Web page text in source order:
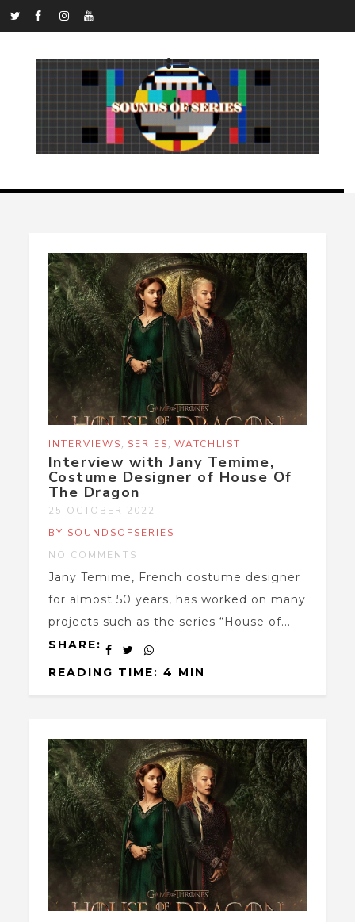
INTERVIEWS SERIES WATCHLIST
Interview with Jany Temime,
Costume Designer of House Of
The Dragon
25 OCTOBER 2022
BY SOUNDSOFSERIES
NO COMMENTS
Jany Temime, French costume designer
for almost 50 years, has worked on many
projects such as the series “House of...
SHARE:
READING TIME: 4 MIN